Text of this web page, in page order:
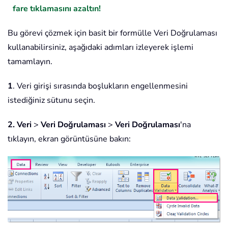
fare tıklamasını azaltın!
Bu görevi çözmek için basit bir formülle Veri Doğrulaması
kullanabilirsiniz, aşağıdaki adımları izleyerek işlemi
tamamlayın.
1. Veri girişi sırasında boşlukların engellenmesini
istediğiniz sütunu seçin.
2.Veri > Veri Doğrulaması > Veri Doğrulaması'na
tıklayın, ekran görüntüsüne bakın: